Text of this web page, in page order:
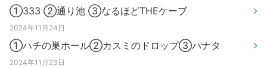
①333 ②通り池 ③なるほどTHEケーブ
2024年11月24日
①ハチの巣ホール②カスミのドロップ③パナタ
2024年11月23日